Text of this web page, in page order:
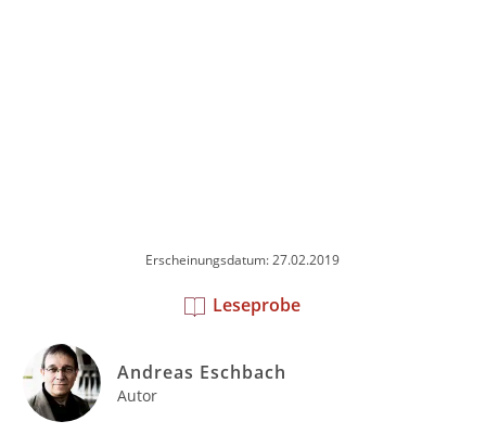
Erscheinungsdatum: 27.02.2019
Leseprobe
Andreas Eschbach
Autor